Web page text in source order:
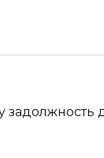
задолжность